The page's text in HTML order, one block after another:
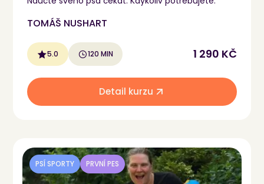
TOMÁŠ NUSHART
5.0 120 MIN 1 290 KČ
Detail kurzu
PSÍ SPORTY PRVNÍ PES